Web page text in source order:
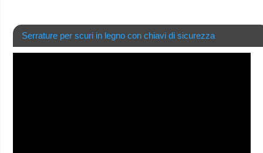
Serrature per scuri in legno con chiavi di sicurezza